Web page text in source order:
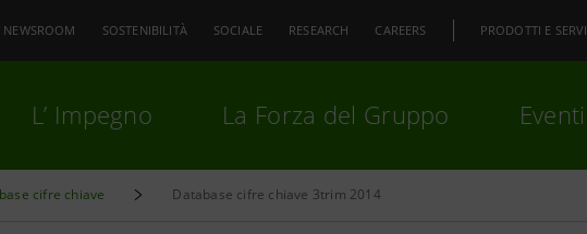
NEWSROOM SOSTENIBILITÀ SOCIALE RESEARCH CAREERS PRODOTTI E
L’ Impegno La Forza del Gruppo
cifre chiave Database cifre chiave 3trim 2014